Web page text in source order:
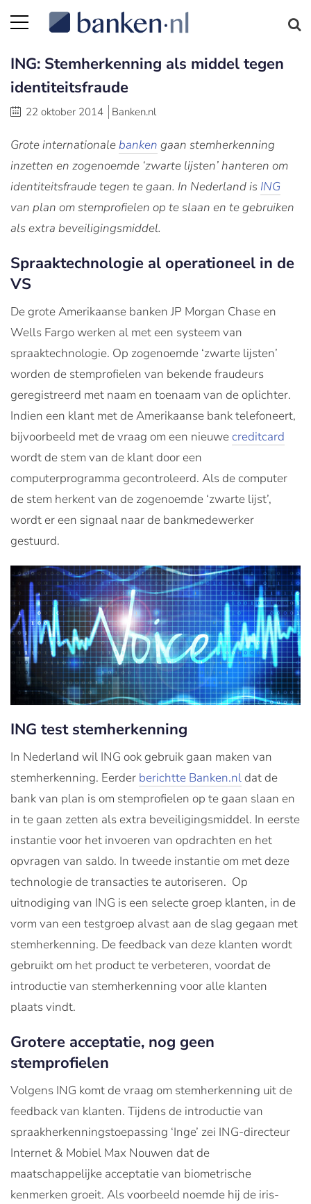
ING: Stemherkenning als middel tegen
identiteitsfraude
22 oktober 2014 Banken.nl
Grote internationalebanken gaan stemherkenning
inzetten en zogenoemde ‘zwarte lijsten’ hanteren om
identiteitsfraude tegen te gaan. In Nederland is ING
van plan om stemprofielen op te slaan en te gebruiken
als extra beveiligingsmiddel.
Spraaktechnologie al operationeel in de
VS
De grote Amerikaanse banken JP Morgan Chase en
Wells Fargo werken al met een systeem van
spraaktechnologie. Op zogenoemde ‘zwarte lijsten’
worden de stemprofielen van bekende fraudeurs
geregistreerd met naam en toenaam van de oplichter.
Indien een klant met de Amerikaanse bank telefoneert,
bijvoorbeeld met de vraag om een nieuwecreditcard
wordt de stem van de klant door een
computerprogramma gecontroleerd. Als de computer
de stem herkent van de zogenoemde ‘zwarte lijst’,
wordt er een signaal naar de bankmedewerker
gestuurd.
ING test stemherkenning
In Nederland wil ING ook gebruik gaan maken van
stemherkenning. Eerder berichtte Banken.nldat de
bank van plan is om stemprofielen op te gaan slaan en
in te gaan zetten als extra beveiligingsmiddel. In eerste
instantie voor het invoeren van opdrachten en het
opvragen van saldo. In tweede instantie om met deze
technologie de transacties te autoriseren. Op
uitnodiging van ING is een selecte groep klanten, in de
vorm van een testgroep alvast aan de slag gegaan met
stemherkenning. De feedback van deze klanten wordt
gebruikt om het product te verbeteren, voordat de
introductie van stemherkenning voor alle klanten
plaats vindt.
Grotere acceptatie, nog geen
stemprofielen
Volgens ING komt de vraag om stemherkenning uit de
feedback van klanten. Tijdens de introductie van
spraakherkenningstoepassing ‘Inge’ zei ING-directeur
Internet & Mobiel Max Nouwen dat de
maatschappelijke acceptatie van biometrische
kenmerken groeit. Als voorbeeld noemde hij de iris-